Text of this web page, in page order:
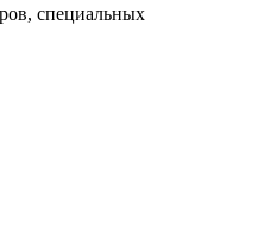
специальных